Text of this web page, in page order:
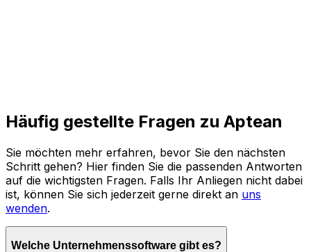
Häufig gestellte Fragen zu Aptean
Sie möchten mehr erfahren, bevor Sie den nächsten
Schritt gehen? Hier finden Sie die passenden Antworten
auf die wichtigsten Fragen. Falls Ihr Anliegen nicht dabei
ist, können Sie sich jederzeit gerne direkt an uns
wenden.
Welche Unternehmenssoftware gibt es?